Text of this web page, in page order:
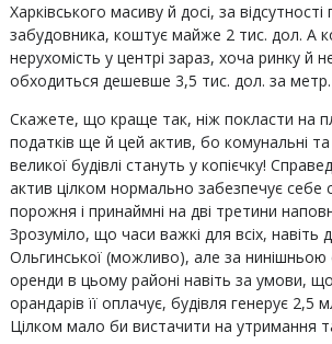
Харківського масиву й досі, за
забудовника, коштує майже 2 тис. дол. А
нерухомість у центрі зараз, хоча ринку й
обходиться дешевше 3,5 тис. дол. за метр.
Скажете, що краще так, ніж покласти на
податків ще й цей актив, бо комунальні
великої будівлі стануть у копієчку!
актив цілком нормально забезпечує себе
порожня і принаймні на дві третини
Зрозуміло, що часи важкі для всіх, навіть
Ольгинської (можливо), але за
оренди в цьому районі навіть за умови,
орандарів її оплачує, будівля генерує 2,5
Цілком мало би вистачити на утримання